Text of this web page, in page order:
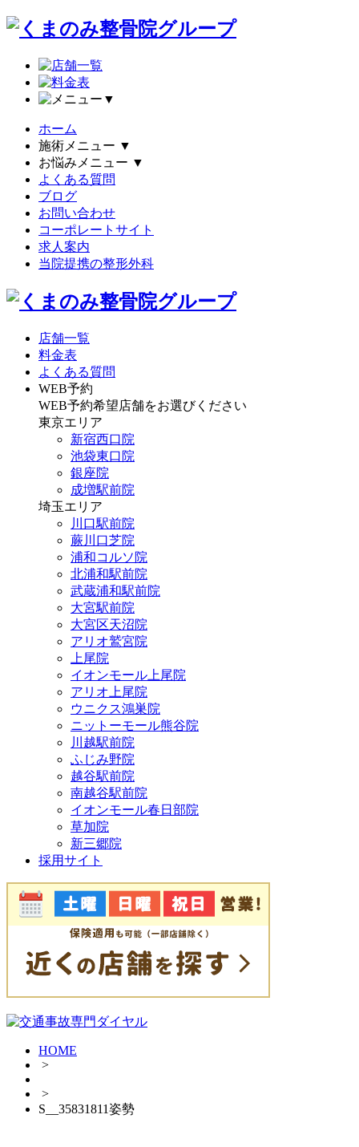
▼
ホーム
施術メニュー ▼
お悩みメニュー ▼
よくある質問
ブログ
お問い合わせ
コーポレートサイト
求人案内
当院提携の整形外科
店舗一覧
料金表
よくある質問
WEB予約
WEB予約希望店舗をお選びください
東京エリア
新宿西口院
池袋東口院
銀座院
成増駅前院
埼玉エリア
川口駅前院
蕨川口芝院
浦和コルソ院
北浦和駅前院
武蔵浦和駅前院
大宮駅前院
大宮区天沼院
アリオ鷲宮院
上尾院
イオンモール上尾院
アリオ上尾院
ウニクス鴻巣院
ニットーモール熊谷院
川越駅前院
ふじみ野院
越谷駅前院
南越谷駅前院
イオンモール春日部院
草加院
新三郷院
採用サイト
HOME
>
>
S__35831811姿勢